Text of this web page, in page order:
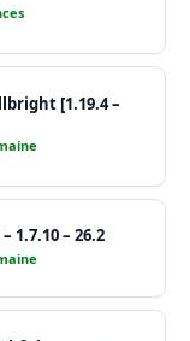
[1.19.4 –
1.7.10 – 26.2